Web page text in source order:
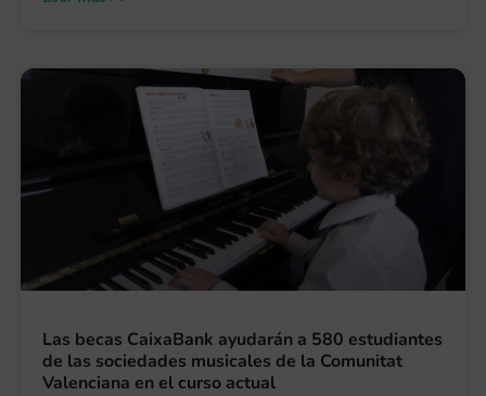
Las becas CaixaBank ayudarán a 580 estudiantes
de las sociedades musicales de la Comunitat
Valenciana en el curso actual